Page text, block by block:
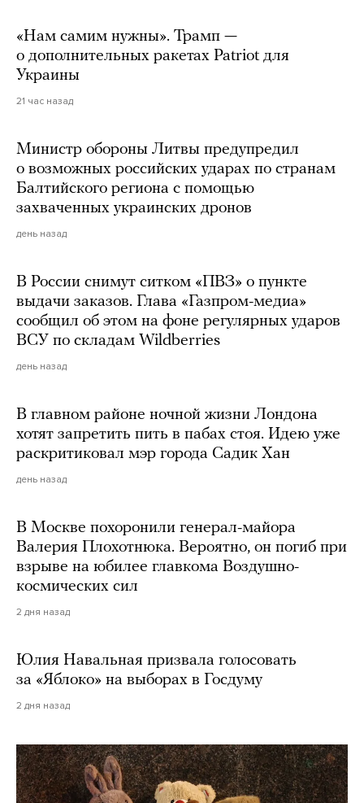
«Нам самим нужны». Трамп —
о дополнительных ракетах Patriot для
Украины
21 час назад
Министр обороны Литвы предупредил
о возможных российских ударах по странам
Балтийского региона с помощью
захваченных украинских дронов
день назад
В России снимут ситком «ПВЗ» о пункте
выдачи заказов. Глава «Газпром-медиа»
сообщил об этом на фоне регулярных ударов
ВСУ по складам Wildberries
день назад
В главном районе ночной жизни Лондона
хотят запретить пить в пабах стоя. Идею уже
раскритиковал мэр города Садик Хан
день назад
В Москве похоронили генерал-майора
Валерия Плохотнюка. Вероятно, он погиб при
взрыве на юбилее главкома Воздушно-
космических сил
2 дня назад
Юлия Навальная призвала голосовать
за «Яблоко» на выборах в Госдуму
2 дня назад